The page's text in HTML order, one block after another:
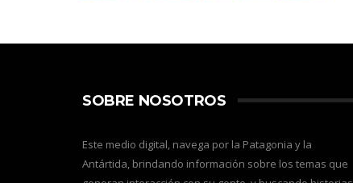
SOBRE NOSOTROS
Este medio digital, navega por la Patagonia y la
Antártida, brindando información sobre los temas que